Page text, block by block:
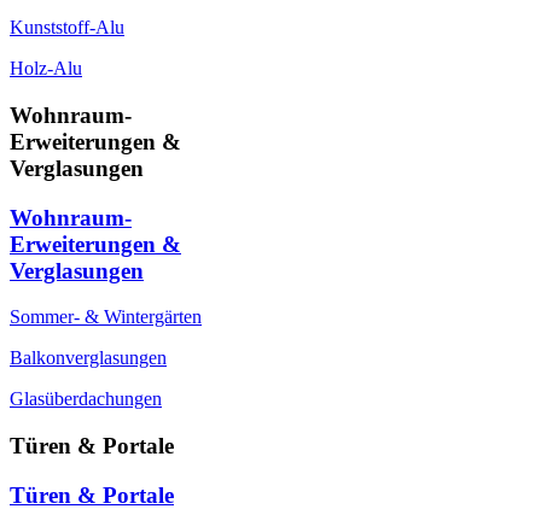
Kunststoff-Alu
Holz-Alu
Wohnraum-
Erweiterungen &
Verglasungen
Wohnraum-
Erweiterungen &
Verglasungen
Sommer- & Wintergärten
Balkonverglasungen
Glasüberdachungen
Türen & Portale
Türen & Portale